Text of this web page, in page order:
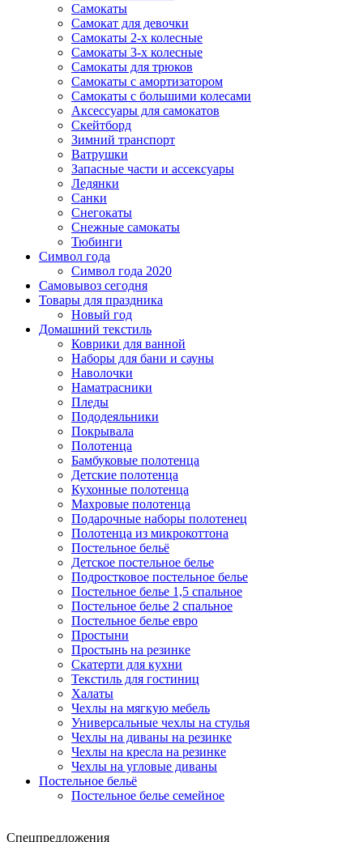
Самокаты
Самокат для девочки
Самокаты 2-х колесные
Самокаты 3-х колесные
Самокаты для трюков
Самокаты с амортизатором
Самокаты с большими колесами
Аксессуары для самокатов
Скейтборд
Зимний транспорт
Ватрушки
Запасные части и ассексуары
Ледянки
Санки
Снегокаты
Снежные самокаты
Тюбинги
Символ года
Символ года 2020
Самовывоз сегодня
Товары для праздника
Новый год
Домашний текстиль
Коврики для ванной
Наборы для бани и сауны
Наволочки
Наматрасники
Пледы
Пододеяльники
Покрывала
Полотенца
Бамбуковые полотенца
Детские полотенца
Кухонные полотенца
Махровые полотенца
Подарочные наборы полотенец
Полотенца из микрокоттона
Постельное бельё
Детское постельное белье
Подростковое постельное белье
Постельное белье 1,5 спальное
Постельное белье 2 спальное
Постельное белье евро
Простыни
Простынь на резинке
Скатерти для кухни
Текстиль для гостиниц
Халаты
Чехлы на мягкую мебель
Универсальные чехлы на стулья
Чехлы на диваны на резинке
Чехлы на кресла на резинке
Чехлы на угловые диваны
Постельное бельё
Постельное белье семейное
Спецпредложения